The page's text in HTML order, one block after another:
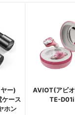
ー)
ケース
ホン
AVIOT(アビ
TE-D01i